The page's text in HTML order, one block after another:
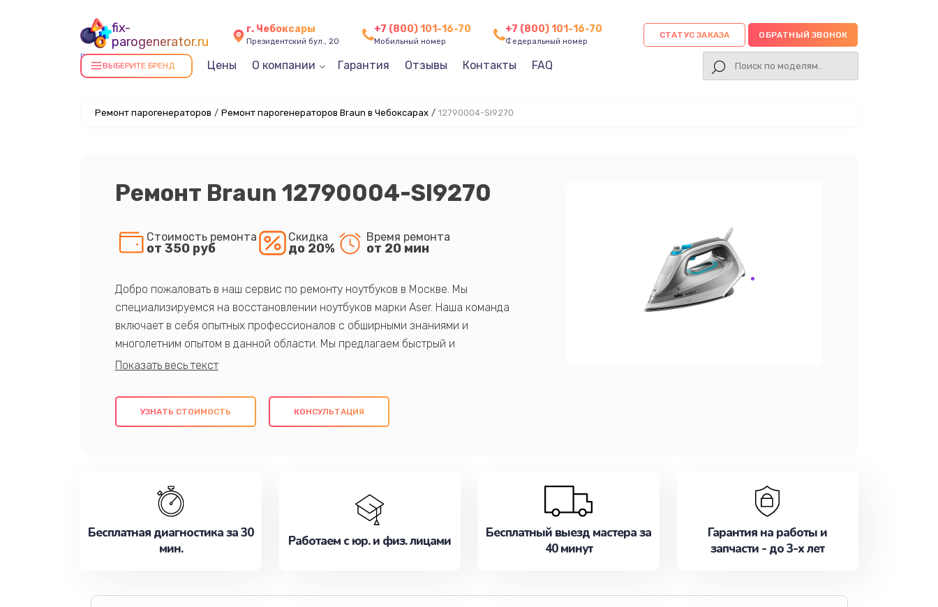
fix-
parogenerator.ru
Ремонт парогенераторов в
Чебоксарах
г. Чебоксары
Президентский бул., 20
+7 (800) 101-16-70
Мобильный номер
+7 (800) 101-16-70
Федеральный номер
СТАТУС ЗАКАЗА ОБРАТНЫЙ ЗВОНОК
ВЫБЕРИТЕ БРЕНД Цены О компании Гарантия Отзывы Контакты FAQ
Ремонт парогенераторов / Ремонт парогенераторов Braun в Чебоксарах / 12790004-SI9270
Ремонт Braun 12790004-SI9270
Стоимость ремонта
от 350 руб
Скидка
до 20%
Время ремонта
от 20 мин
Добро пожаловать в наш сервис по ремонту ноутбуков в Москве. Мы
специализируемся на восстановлении ноутбуков марки Aser. Наша команда
включает в себя опытных профессионалов с обширными знаниями и
многолетним опытом в данной области. Мы предлагаем быстрый и
качественный ремонт с использованием оригинальных компонентов, а также
клиентам надежное и профессиональное обслуживание, удовлетворяя их
потребности наилучшим образом. Не медлите записаться на ремонт уже
УЗНАТЬ СТОИМОСТЬ КОНСУЛЬТАЦИЯ
Бесплатная диагностика за 30
мин.
Работаем с юр. и физ. лицами
Бесплатный выезд мастера за
40 минут
Гарантия на работы и
запчасти - до 3-х лет